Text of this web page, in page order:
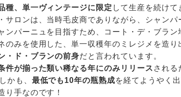
種、単一ヴィンテージに限定 して生産を続けて
サロンは、当時毛皮商でありながら、シャン
ンパーニュを目指すため、コート・デ・ブラ
のみを使用した、単一収穫年のミレジメを造
・ド・ブランの前身だと言われています。
件が揃った類い稀なる年にのみリリース される
かも、 最低でも10年の瓶熟成を経てようやく
り手なのです！